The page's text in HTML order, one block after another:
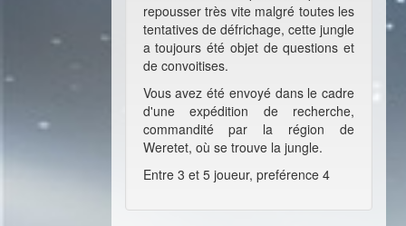
repousser très vite malgré toutes les
tentatives de défrichage, cette jungle
a toujours été objet de questions et
de convoitises.
Vous avez été envoyé dans le cadre
d'une expédition de recherche,
commandité par la région de
Weretet, où se trouve la jungle.
Entre 3 et 5 joueur, preférence 4